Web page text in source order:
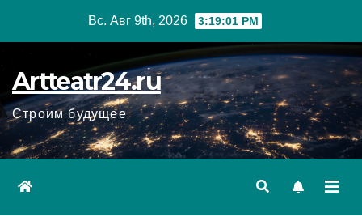
Вс. Авг 9th, 2026 3:19:02 PM
Artteatr24.ru
Строим будущее